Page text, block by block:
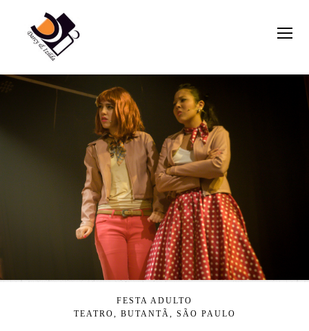
FESTA ADULTO
TEATRO, BUTANTÃ, SÃO PAULO